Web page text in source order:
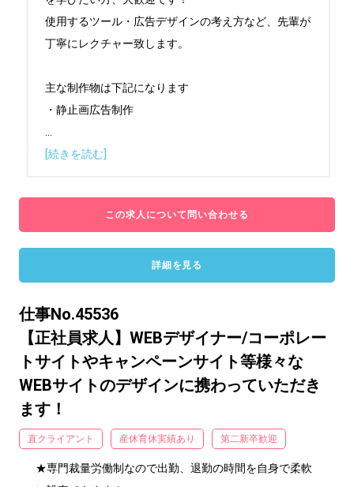
使用するツール・広告デザインの考え方など、先輩が
丁寧にレクチャー致します。
主な制作物は下記になります
[続きを読む]
この求人について問い合わせる
詳細を見る
仕事No.45536
【正社員求人】WEBデザイナー/コーポレー
トサイトやキャンペーンサイト等様々な
WEBサイトのデザインに携わっていただき
ます！
直クライアント 産休育休実績あり 第二新卒歓迎
★専門裁量労働制なので出勤、退勤の時間を自身で柔軟